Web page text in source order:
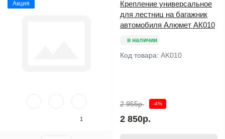
Акция
1
Крепление универсальное
для лестниц на багажник
автомобиля Алюмет АК010
в наличии
Код товара: AK010
2 955р. -4%
2 850р.